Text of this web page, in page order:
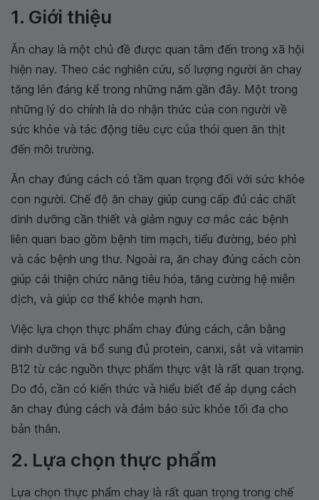
1. Giới thiệu
Ăn chay là một chủ đề được quan tâm đến trong xã hội
hiện nay. Theo các nghiên cứu, số lượng người ăn chay
tăng lên đáng kể trong những năm gần đây. Một trong
những lý do chính là do nhận thức của con người về
sức khỏe và tác động tiêu cực của thói quen ăn thịt
đến môi trường.
Ăn chay đúng cách có tầm quan trọng đối với sức khỏe
con người. Chế độ ăn chay giúp cung cấp đủ các chất
dinh dưỡng cần thiết và giảm nguy cơ mắc các bệnh
liên quan bao gồm bệnh tim mạch, tiểu đường, béo phì
và các bệnh ung thư. Ngoài ra, ăn chay đúng cách còn
giúp cải thiện chức năng tiêu hóa, tăng cường hệ miễn
dịch, và giúp cơ thể khỏe mạnh hơn.
Việc lựa chọn thực phẩm chay đúng cách, cân bằng
dinh dưỡng và bổ sung đủ protein, canxi, sắt và vitamin
B12 từ các nguồn thực phẩm thực vật là rất quan trọng.
Do đó, cần có kiến thức và hiểu biết để áp dụng cách
ăn chay đúng cách và đảm bảo sức khỏe tối đa cho
bản thân.
2. Lựa chọn thực phẩm
Lựa chọn thực phẩm chay là rất quan trọng trong chế